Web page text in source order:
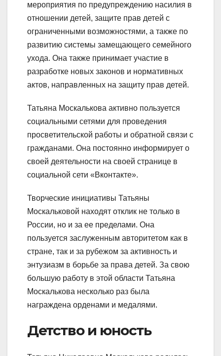
мероприятия по предупреждению насилия в
отношении детей, защите прав детей с
ограниченными возможностями, а также по
развитию системы замещающего семейного
ухода. Она также принимает участие в
разработке новых законов и нормативных
актов, направленных на защиту прав детей.
Татьяна Москалькова активно пользуется
социальными сетями для проведения
просветительской работы и обратной связи с
гражданами. Она постоянно информирует о
своей деятельности на своей странице в
социальной сети «Вконтакте».
Творческие инициативы Татьяны
Москальковой находят отклик не только в
России, но и за ее пределами. Она
пользуется заслуженным авторитетом как в
стране, так и за рубежом за активность и
энтузиазм в борьбе за права детей. За свою
большую работу в этой области Татьяна
Москалькова несколько раз была
награждена орденами и медалями.
Детство и юность